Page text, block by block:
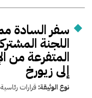
سفر السادة
اللجنة
المتفرعة من
إلى زيورخ
نوع الوثيقة: قرارات رئاسية